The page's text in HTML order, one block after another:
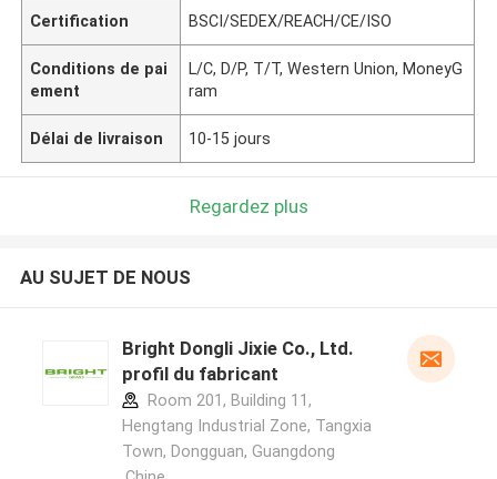
Certification BSCI/SEDEX/REACH/CE/ISO
Conditions de pai
ement
L/C, D/P, T/T, Western Union, MoneyG
ram
Délai de livraison 10-15 jours
Regardez plus
AU SUJET DE NOUS
Bright Dongli Jixie Co., Ltd.
profil du fabricant
Room 201, Building 11,
Hengtang Industrial Zone, Tangxia
Town, Dongguan, Guangdong